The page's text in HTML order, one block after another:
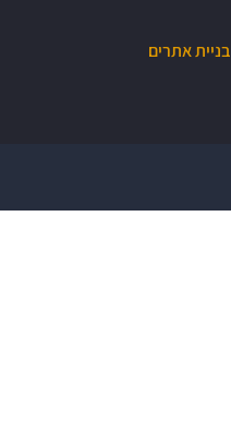
בניית אתרים